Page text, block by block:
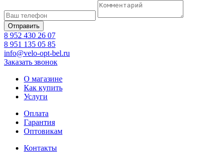
8 952 430 26 07
8 951 135 05 85
info@velo-opt-bel.ru
Заказать звонок
О магазине
Как купить
Услуги
Оплата
Гарантия
Оптовикам
Контакты